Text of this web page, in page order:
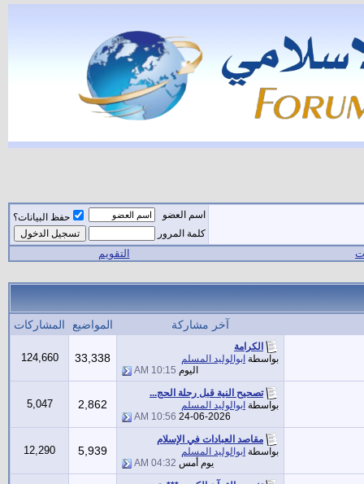
اسم العضو
حفظ البيانات؟
كلمة المرور
التقويم
آخر مشاركة المواضيع المشاركات
الكرامة
بواسطة ابوالوليد المسلم
اليوم 10:15 AM
33,338
124,660
تصحيح النية قبل رحلة الحج...
بواسطة ابوالوليد المسلم
24-06-2026
10:56 AM
2,862
5,047
مقاصد العبادات في الإسلام
بواسطة ابوالوليد المسلم
يوم أمس 04:32 AM
5,939
12,290